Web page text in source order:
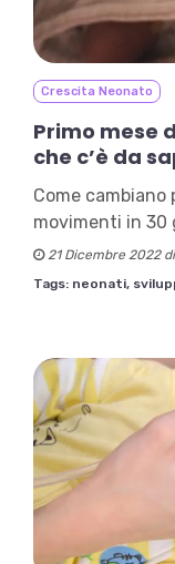
Crescita Neonato
Primo mese
che c’è da
Come cambiano
movimenti in 30
21 Dicembre 2022
Tags: neonati,